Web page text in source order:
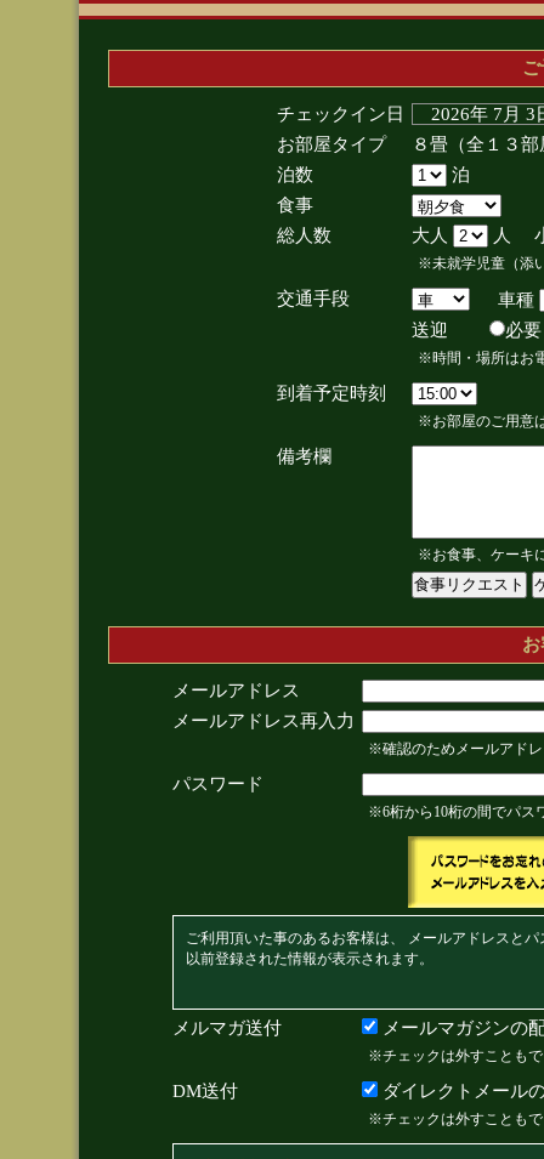
チェックイン日
2026年 7月
お部屋タイプ
８畳（全１３
泊数
泊
食事
総人数
大人 人
※未就学児童（添
交通手段
車種
送迎
※時間・場所はお
到着予定時刻
※お部屋のご用意
備考欄
※お食事、ケーキ
メールアドレス
メールアドレス再入力
※確認のためメールアド
パスワード
※6桁から10桁の間でパス
ご利用頂いた事のあるお客様は、 メールアドレスと
以前登録された情報が表示されます。
メルマガ送付 メールマガジンの
※チェックは外すことも
DM送付 ダイレクトメール
※チェックは外すことも